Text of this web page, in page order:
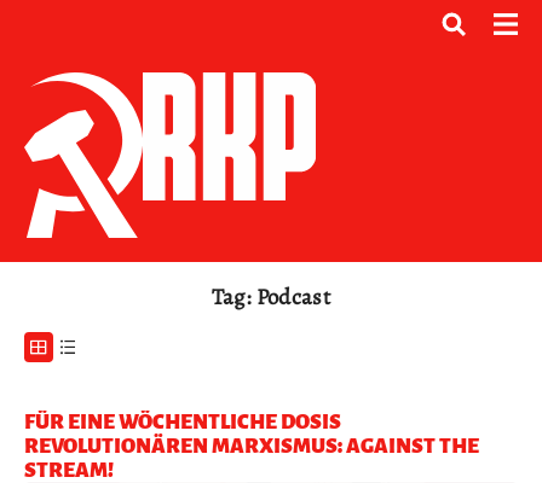
Tag: Podcast
FÜR EINE WÖCHENTLICHE DOSIS
REVOLUTIONÄREN MARXISMUS: AGAINST THE
STREAM!